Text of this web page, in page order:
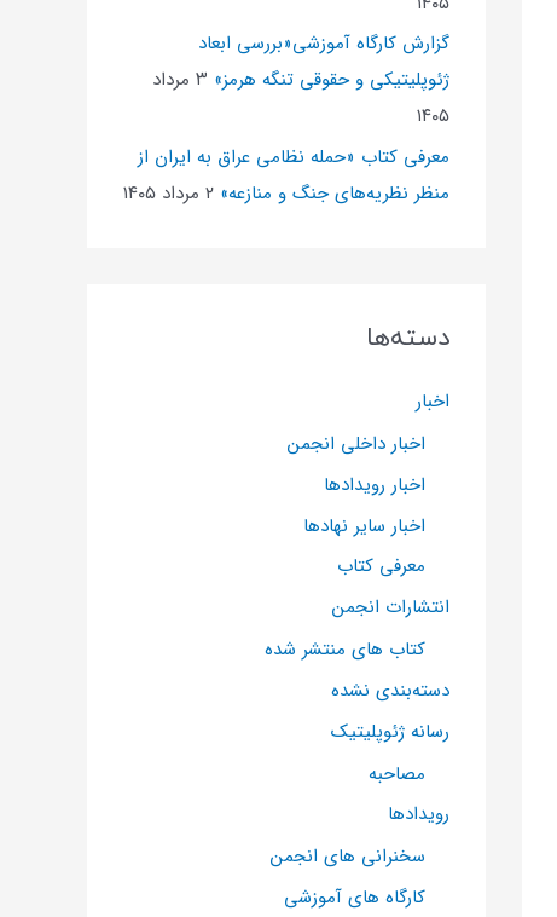
گزارش کارگاه آموزشی«بررسی ابعاد
ژئوپلیتیکی و حقوقی تنگه هرمز»
۳ مرداد
۱۴۰۵
معرفی کتاب «حمله نظامی عراق به ایران از
منظر نظریه‌های جنگ و منازعه» ۲ مرداد ۱۴۰۵
دسته‌ها
اخبار
اخبار داخلی انجمن
اخبار رویدادها
اخبار سایر نهادها
معرفی کتاب
انتشارات انجمن
کتاب های منتشر شده
دسته‌بندی نشده
رسانه ژئوپلیتیک
مصاحبه
رویدادها
سخنرانی های انجمن
کارگاه های آموزشی